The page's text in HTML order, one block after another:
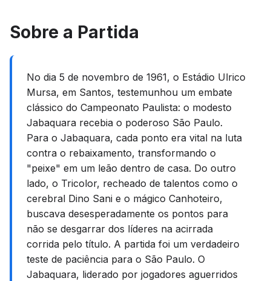
Sobre a Partida
No dia 5 de novembro de 1961, o Estádio Ulrico
Mursa, em Santos, testemunhou um embate
clássico do Campeonato Paulista: o modesto
Jabaquara recebia o poderoso São Paulo.
Para o Jabaquara, cada ponto era vital na luta
contra o rebaixamento, transformando o
"peixe" em um leão dentro de casa. Do outro
lado, o Tricolor, recheado de talentos como o
cerebral Dino Sani e o mágico Canhoteiro,
buscava desesperadamente os pontos para
não se desgarrar dos líderes na acirrada
corrida pelo título. A partida foi um verdadeiro
teste de paciência para o São Paulo. O
Jabaquara, liderado por jogadores aguerridos